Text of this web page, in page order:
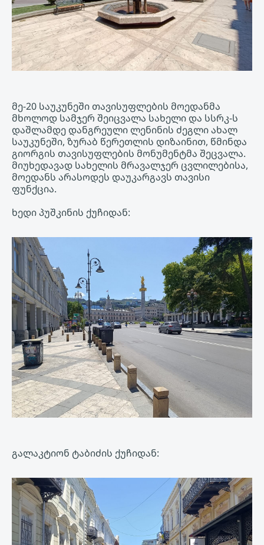
მე-20 საუკუნეში თავისუფლების მოედანმა
მხოლოდ სამჯერ შეიცვალა სახელი და სსრკ-ს
დაშლამდე დანგრეული ლენინის ძეგლი ახალ
საუკუნეში, ზურაბ წერეთლის დიზაინით, წმინდა
გიორგის თავისუფლების მონუმენტმა შეცვალა.
მიუხედავად სახელის მრავალჯერ ცვლილებისა,
მოედანს არასოდეს დაუკარგავს თავისი
ფუნქცია.
ხედი პუშკინის ქუჩიდან:
გალაკტიონ ტაბიძის ქუჩიდან: